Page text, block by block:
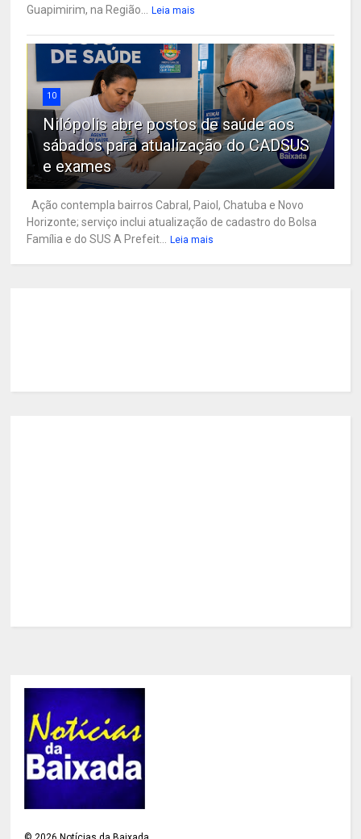
Guapimirim, na Região...
Leia mais
10
Nilópolis abre postos de saúde aos
sábados para atualização do CADSUS
e exames
Ação contempla bairros Cabral, Paiol, Chatuba e Novo
Horizonte; serviço inclui atualização de cadastro do Bolsa
Família e do SUS A Prefeit...
Leia mais